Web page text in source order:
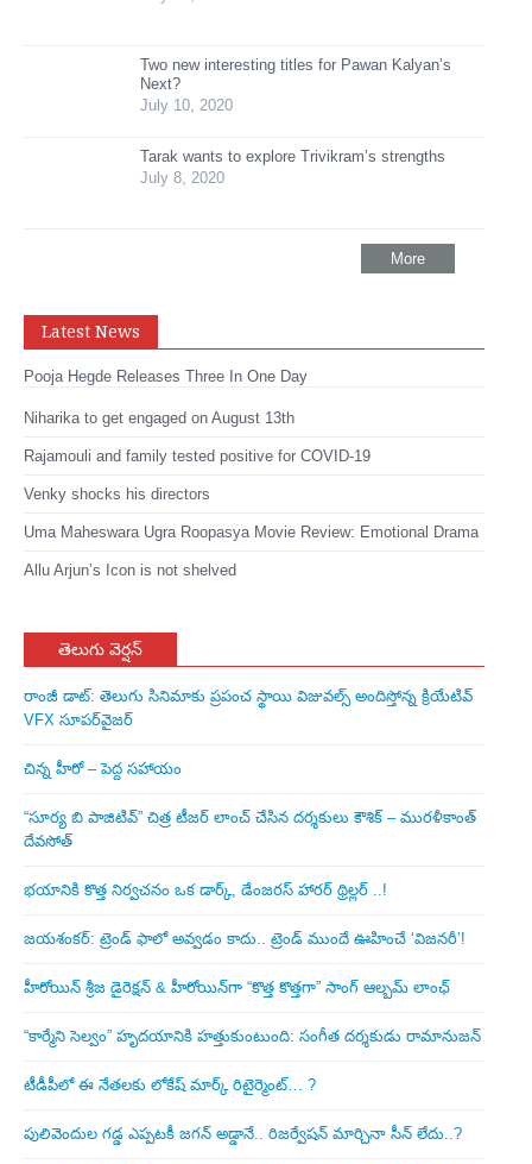
Two new interesting titles for Pawan Kalyan’s
Next?
July 10, 2020
Tarak wants to explore Trivikram’s strengths
July 8, 2020
More
Latest News
Pooja Hegde Releases Three In One Day
Niharika to get engaged on August 13th
Rajamouli and family tested positive for COVID-19
Venky shocks his directors
Uma Maheswara Ugra Roopasya Movie Review: Emotional Drama
Allu Arjun’s Icon is not shelved
తెలుగు వెర్షన్
రాంజీ డాట్: తెలుగు సినిమాకు ప్రపంచ స్థాయి విజువల్స్ అందిస్తోన్న క్రియేటివ్
VFX సూపర్‌వైజర్
చిన్న హీరో – పెద్ద సహాయం
“సూర్య బి పాజిటివ్” చిత్ర టీజర్ లాంచ్ చేసిన‌ దర్శకులు కౌశిక్ – మురళీకాంత్
దేవసోత్
భయానికి కొత్త నిర్వచనం ఒక డార్క్, డేంజరస్ హారర్ థ్రిల్లర్ ..!
జయశంకర్: ట్రెండ్‌ ఫాలో అవ్వడం కాదు.. ట్రెండ్‌ ముందే ఊహించే ‘విజనరీ’!
హీరోయిన్ శ్రీజ డైరెక్ష‌న్ & హీరోయిన్‌గా “కొత్త కొత్తగా” సాంగ్ ఆల్బమ్ లాంఛ్
“కార్మేని సెల్వం” హృదయానికి హత్తుకుంటుంది: సంగీత దర్శకుడు రామానుజన్
టీడీపీలో ఈ నేత‌ల‌కు లోకేష్ మార్క్ రిటైర్మెంట్‌… ?
పులివెందుల గ‌డ్డ ఎప్ప‌ట‌కీ జ‌గ‌న్ అడ్డానే.. రిజ‌ర్వేష‌న్ మార్చినా సీన్ లేదు..?